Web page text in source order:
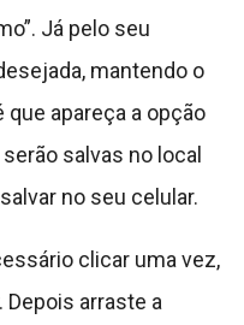
Já pelo seu
mantendo o
apareça a opção
salvas no local
no seu celular.
clicar uma vez,
arraste a